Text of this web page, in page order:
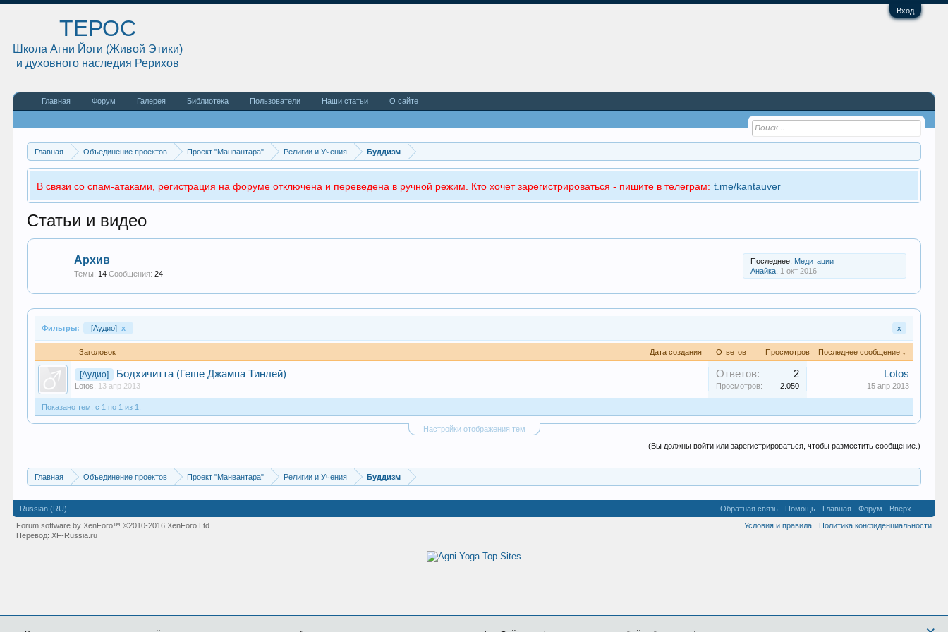
Вход
Главная Объединение проектов Проект "Манвантара" Религии и Учения Буддизм
В связи со спам-атаками, регистрация на форуме отключена и переведена в ручной режим. Кто хочет зарегистрироваться - пишите в телеграм: t.me/kantauver
Статьи и видео
Архив
Темы: 14 Сообщения: 24
Последнее: Медитации
Анайка, 1 окт 2016
Фильтры: [Аудио] x x
Заголовок Дата создания Ответов Просмотров Последнее сообщение ↓
[Аудио] Бодхичитта (Геше Джампа Тинлей)
Lotos 13 апр 2013
Ответов: 2
Просмотров: 2.050
Lotos
15 апр 2013
Показано тем: с 1 по 1 из 1.
Настройки отображения тем
(Вы должны войти или зарегистрироваться, чтобы разместить сообщение.)
Главная Объединение проектов Проект "Манвантара" Религии и Учения Буддизм
ТЕРОС
Школа Агни Йоги (Живой Этики)
и духовного наследия Рерихов
Главная Форум Галерея Библиотека Пользователи Наши статьи О сайте
Russian (RU) Обратная связь Помощь Главная Форум
Вверх
Условия и правила
Политика конфиденциальности
Forum software by XenForo™©2010-2016 XenForo Ltd.
Перевод:XF-Russia.ru